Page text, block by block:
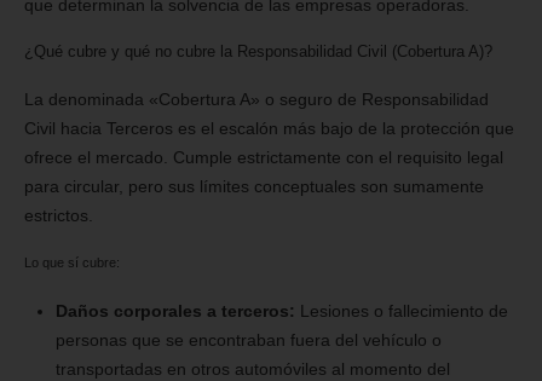
que determinan la solvencia de las empresas operadoras.
¿Qué cubre y qué no cubre la Responsabilidad Civil (Cobertura A)?
La denominada «Cobertura A» o seguro de Responsabilidad
Civil hacia Terceros es el escalón más bajo de la protección que
ofrece el mercado. Cumple estrictamente con el requisito legal
para circular, pero sus límites conceptuales son sumamente
estrictos.
Lo que sí cubre:
Daños corporales a terceros: Lesiones o fallecimiento de
personas que se encontraban fuera del vehículo o
transportadas en otros automóviles al momento del